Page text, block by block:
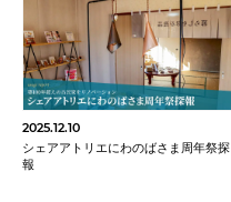
2025.12.10
シェアアトリエにわのばさま周年祭探
報